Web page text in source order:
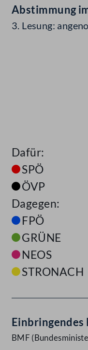
Abstimmung
3. Lesung:
Dafür:
SPÖ
ÖVP
Dagegen:
FPÖ
GRÜNE
NEOS
STRONACH
Einbringendes
BMF